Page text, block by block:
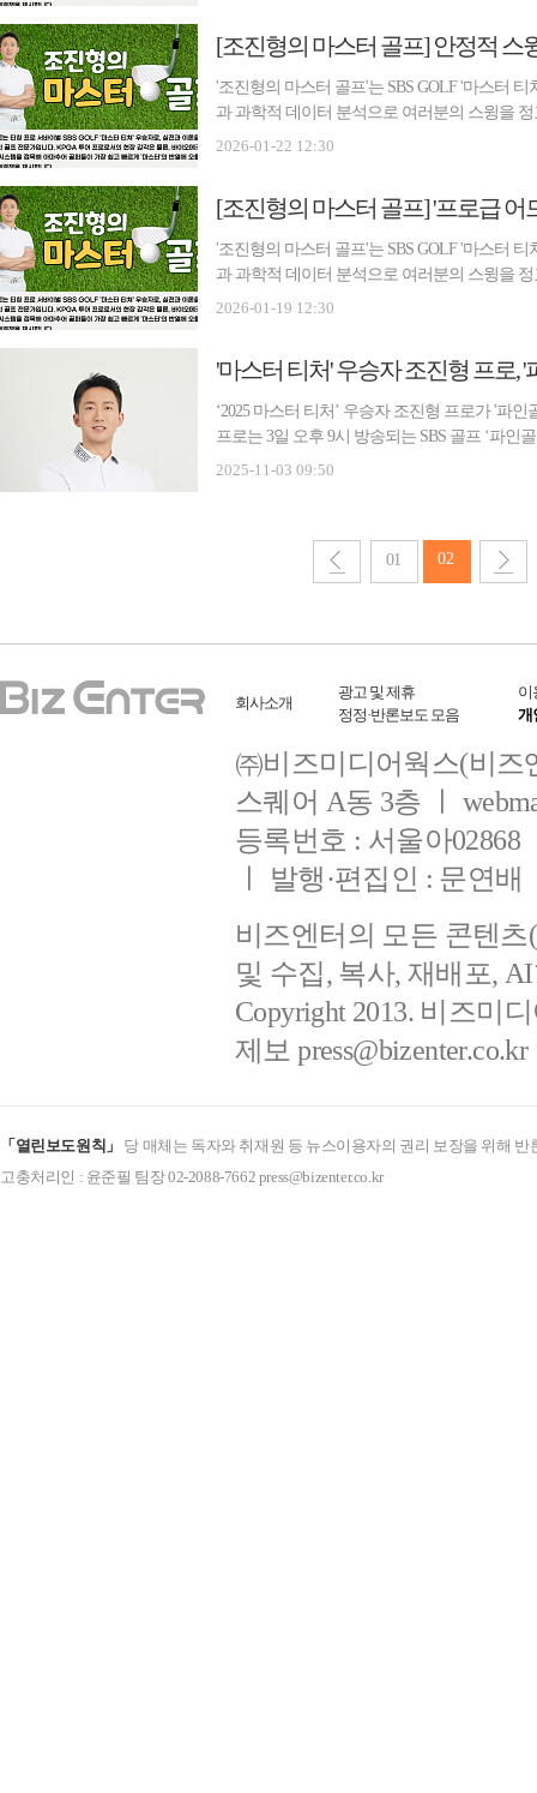
[조진형의 마스터 골프] 안정적 스
'조진형의 마스터 골프'는 SBS GOLF '마스터
과 과학적 데이터 분석으로 여러분의 스윙을
기본, 진심을 담은 조진형 프로의 특별한 레슨
2026-01-22 12:30
[조진형의 마스터 골프] '프로급 어
'조진형의 마스터 골프'는 SBS GOLF '마스터
과 과학적 데이터 분석으로 여러분의 스윙을
기본, 진심을 담은 조진형 프로의 특별한 레슨
2026-01-19 12:30
'마스터 티처' 우승자 조진형 프로,
‘2025 마스터 티처’ 우승자 조진형 프로가 '파
프로는 3일 오후 9시 방송되는 SBS 골프 ‘파인
방향성 문제를 잡는 노하우를 공개한다. 이날
2025-11-03 09:50
01 02
회사소개
광고 및 제휴
정정·반론보도 모음
이
개
㈜비즈미디어웍스(비즈
스퀘어 A동 3층 ㅣ
등록번호 : 서울아02868
ㅣ 발행·편집인 : 문연
비즈엔터의 모든 콘텐
및 수집, 복사, 재배포,
Copyright 2013. 비즈미
제보press@bizenter.co.kr
「열린보도원칙」
당 매체는 독자와 취재원 등 뉴스이용자의 권리 보장을 위해
고충처리인 : 윤준필 팀장 02-2088-7662 press@bizenter.co.kr